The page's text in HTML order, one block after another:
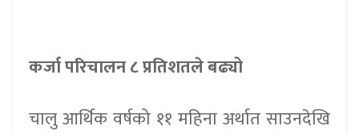
कर्जा परिचालन ८ प्रतिशतले बढ्यो
चालु आर्थिक वर्षको ११ महिना अर्थात साउनदेखि